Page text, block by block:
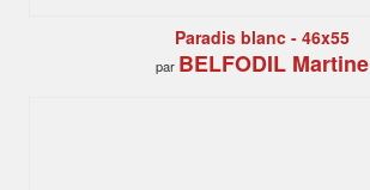
Paradis blanc - 46x55
par BELFODIL Martine